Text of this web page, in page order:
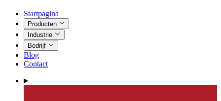
Startpagina
Producten
Industrie
Bedrijf
Blog
Contact